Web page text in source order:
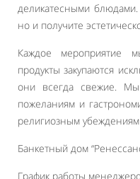
деликатесными
но и получите
Каждое мероприятие
продукты закупаются
они всегда свежие.
пожеланиям и
религиозным
Банкетный дом
График работы